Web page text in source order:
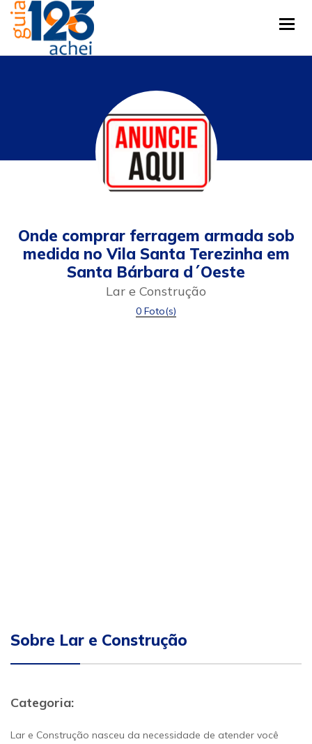
Onde comprar ferragem armada sob
medida no Vila Santa Terezinha em
Santa Bárbara d´Oeste
Lar e Construção
0 Foto(s)
Sobre Lar e Construção
Categoria:
Lar e Construção nasceu da necessidade de atender você